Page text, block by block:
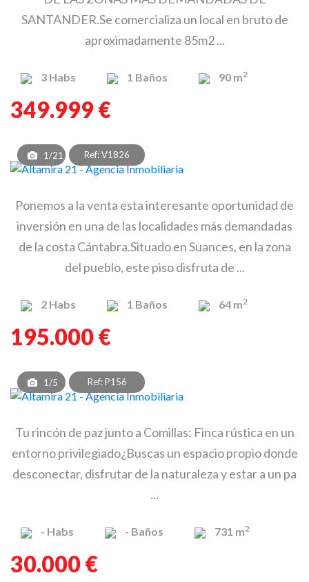
SANTANDER.Se comercializa un local en bruto de
aproximadamente 85m2 ...
3 Habs 1 Baños 90 m2
349.999 €
1/21 Ref: V1826
Ponemos a la venta esta interesante oportunidad de
inversión en una de las localidades más demandadas
de la costa Cántabra.Situado en Suances, en la zona
del pueblo, este piso disfruta de ...
2 Habs 1 Baños 64 m2
195.000 €
1/5 Ref: P156
Tu rincón de paz junto a Comillas: Finca rústica en un
entorno privilegiado¿Buscas un espacio propio donde
desconectar, disfrutar de la naturaleza y estar a un pa
...
- Habs - Baños 731 m2
30.000 €